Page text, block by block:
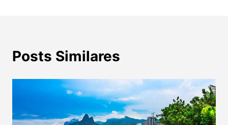
Posts Similares